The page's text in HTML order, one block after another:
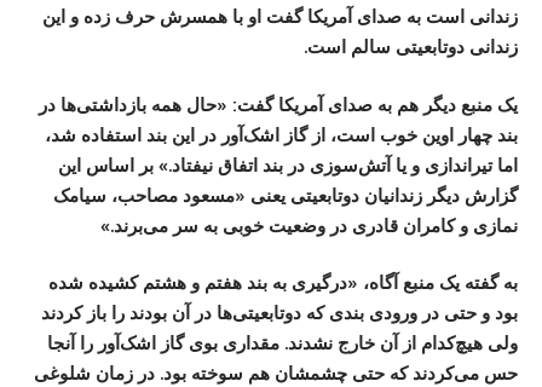
زندانی است به صدای آمریکا گفت او با همسرش حرف زده و این
زندانی دوتابعیتی سالم است.
یک منبع دیگر هم به صدای آمریکا گفت: «حال همه بازداشتی‌ها در
بند چهار اوین خوب است، از گاز اشک‌آور در این بند استفاده شد،
اما تیراندازی و یا آتش‌سوزی در بند اتفاق نیفتاد.» بر اساس این
گزارش دیگر زندانیان دوتابعیتی یعنی «مسعود مصاحب، سیامک
نمازی و کامران قادری در وضعیت خوبی به سر می‌برند.»
به گفته یک منبع آگاه، «درگیری به بند هفتم و هشتم کشیده شده
بود و حتی در ورودی بندی که دوتابعیتی‌ها در آن بودند را باز کردند
ولی هیچ‌کدام از آن خارج نشدند. مقداری بوی گاز اشک‌آور را آنجا
حس می‌کردند که حتی چشمشان هم سوخته بود. در زمان شلوغی